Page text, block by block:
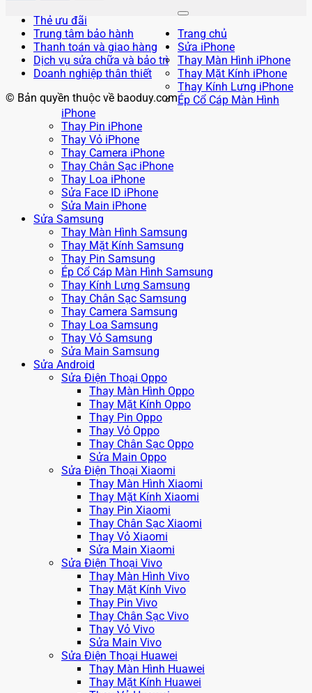
Thẻ ưu đãi
Trung tâm bảo hành
Thanh toán và giao hàng
Dịch vụ sửa chữa và bảo trì
Doanh nghiệp thân thiết
© Bản quyền thuộc về baoduy.com
Trang chủ
Sửa iPhone
Thay Màn Hình iPhone
Thay Mặt Kính iPhone
Thay Kính Lưng iPhone
Ép Cổ Cáp Màn Hình
iPhone
Thay Pin iPhone
Thay Vỏ iPhone
Thay Camera iPhone
Thay Chân Sạc iPhone
Thay Loa iPhone
Sửa Face ID iPhone
Sửa Main iPhone
Sửa Samsung
Thay Màn Hình Samsung
Thay Mặt Kính Samsung
Thay Pin Samsung
Ép Cổ Cáp Màn Hình Samsung
Thay Kính Lưng Samsung
Thay Chân Sạc Samsung
Thay Camera Samsung
Thay Loa Samsung
Thay Vỏ Samsung
Sửa Main Samsung
Sửa Android
Sửa Điện Thoại Oppo
Thay Màn Hình Oppo
Thay Mặt Kính Oppo
Thay Pin Oppo
Thay Vỏ Oppo
Thay Chân Sạc Oppo
Sửa Main Oppo
Sửa Điện Thoại Xiaomi
Thay Màn Hình Xiaomi
Thay Mặt Kính Xiaomi
Thay Pin Xiaomi
Thay Chân Sạc Xiaomi
Thay Vỏ Xiaomi
Sửa Main Xiaomi
Sửa Điện Thoại Vivo
Thay Màn Hình Vivo
Thay Mặt Kính Vivo
Thay Pin Vivo
Thay Chân Sạc Vivo
Thay Vỏ Vivo
Sửa Main Vivo
Sửa Điện Thoại Huawei
Thay Màn Hình Huawei
Thay Mặt Kính Huawei